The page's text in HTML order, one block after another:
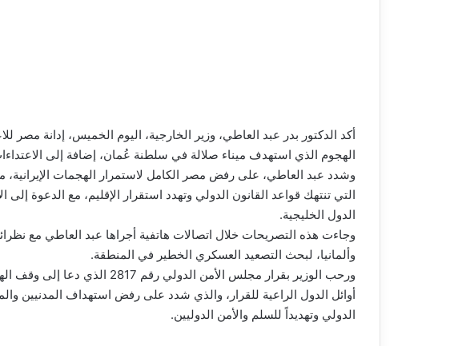
أكد الدكتور بدر عبد العاطي، وزير الخارجية، اليوم الخميس، إدانة مصر
الهجوم الذي استهدف ميناء صلالة في سلطنة عُمان، إضافة إلى
وشدد عبد العاطي، على رفض مصر الكامل لاستمرار الهجمات
التي تنتهك قواعد القانون الدولي وتهدد استقرار الإقليم، مع الدعوة
الدول الخليجية.
وجاءت هذه التصريحات خلال اتصالات هاتفية أجراها عبد العاطي مع
وألمانيا، لبحث التصعيد العسكري الخطير في المنطقة.
ورحب الوزير بقرار مجلس الأمن
أوائل الدول الراعية للقرار، والذي شدد على رفض استهداف المدنيين
الدولي وتهديداً للسلم والأمن الدوليين.